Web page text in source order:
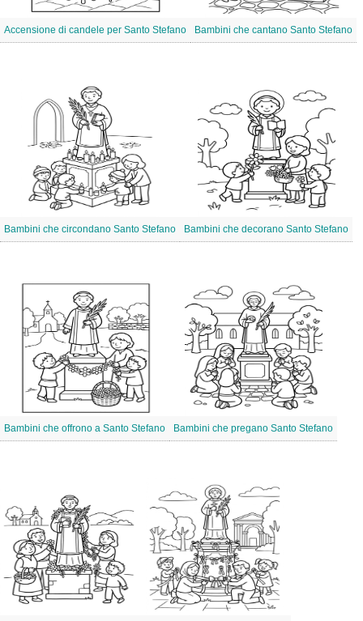
Accensione di candele per Santo Stefano Bambini che cantano Santo Stefano
Bambini che circondano Santo Stefano Bambini che decorano Santo Stefano
Bambini che offrono a Santo Stefano Bambini che pregano Santo Stefano